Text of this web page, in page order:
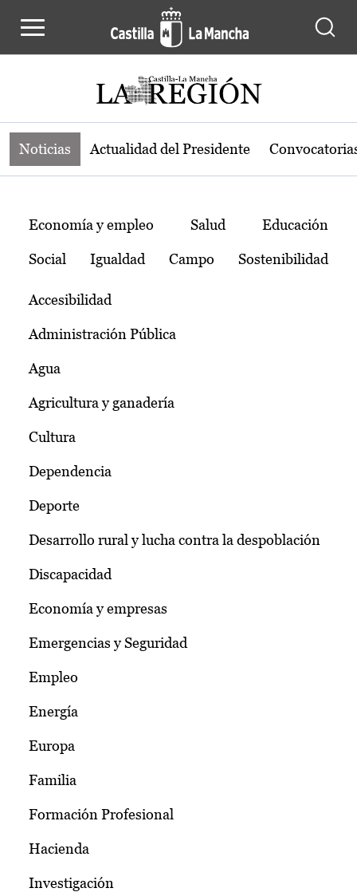
Noticias de la región de Castilla-La
Noticias Actualidad del Presidente
Temas
Economía y empleo Salud Educación
Social Igualdad Campo Sostenibilidad
Accesibilidad
Administración Pública
Agua
Agricultura y ganadería
Cultura
Dependencia
Deporte
Desarrollo rural y lucha contra la despoblación
Discapacidad
Economía y empresas
Emergencias y Seguridad
Empleo
Energía
Europa
Familia
Formación Profesional
Hacienda
Investigación